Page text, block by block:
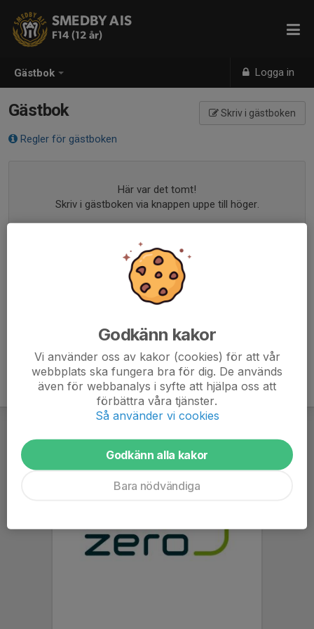
Gästbok Logga in
SMEDBY AIS
F14 (12 år)
Gästbok Skriv i gästboken
Regler för gästboken
Här var det tomt!
Skriv i gästboken via knappen uppe till höger.
Godkänn kakor
Vi använder oss av kakor (cookies) för att vår
webbplats ska fungera bra för dig. De används
även för webbanalys i syfte att hjälpa oss att
förbättra våra tjänster.
Så använder vi cookies
Godkänn alla kakor
Bara nödvändiga